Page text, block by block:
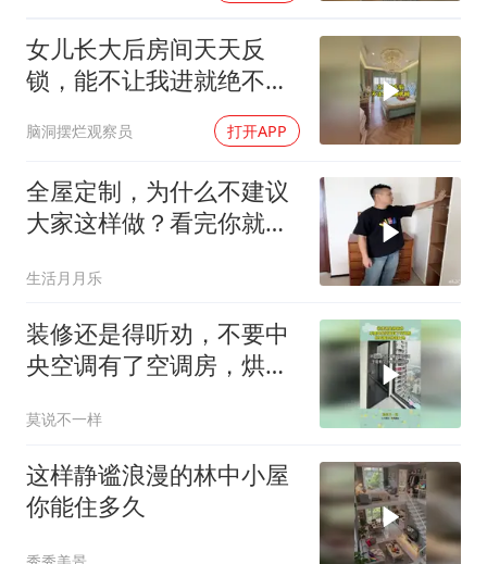
女儿长大后房间天天反
锁，能不让我进就绝不让
我进，有没有同款女
脑洞摆烂观察员 打开APP
全屋定制，为什么不建议
大家这样做？看完你就明
生活月月乐
装修还是得听劝，不要中
央空调有了空调房，烘衣
莫说不一样
这样静谧浪漫的林中小屋
你能住多久